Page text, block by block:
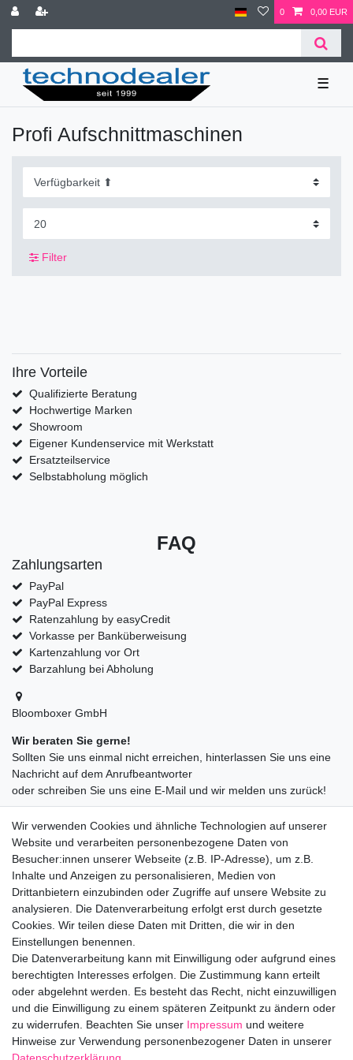
0 0,00 EUR
☰
Profi Aufschnittmaschinen
Filter
Ihre Vorteile
Qualifizierte Beratung
Hochwertige Marken
Showroom
Eigener Kundenservice mit Werkstatt
Ersatzteilservice
Selbstabholung möglich
FAQ
Zahlungsarten
PayPal
PayPal Express
Ratenzahlung by easyCredit
Vorkasse per Banküberweisung
Kartenzahlung vor Ort
Barzahlung bei Abholung
Bloomboxer GmbH
Wir beraten Sie gerne!
Sollten Sie uns einmal nicht erreichen, hinterlassen Sie uns eine
Nachricht auf dem Anrufbeantworter
oder schreiben Sie uns eine E-Mail und wir melden uns zurück!
Montag bis Freitag 08:30-13:00 Uhr.
IHRE E-MAIL ADRESSE
Ceres::Template.mailFormHoneypotLabel
info@bloomboxer.net
Impressum Daten­schutz­erklärung AGB
Wir verwenden Cookies und ähnliche Technologien auf unserer
Website und verarbeiten personenbezogene Daten von
Besucher:innen unserer Webseite (z.B. IP-Adresse), um z.B.
Inhalte und Anzeigen zu personalisieren, Medien von
Drittanbietern einzubinden oder Zugriffe auf unsere Website zu
analysieren. Die Datenverarbeitung erfolgt erst durch gesetzte
Cookies. Wir teilen diese Daten mit Dritten, die wir in den
Einstellungen benennen.
Die Datenverarbeitung kann mit Einwilligung oder aufgrund eines
berechtigten Interesses erfolgen. Die Zustimmung kann erteilt
oder abgelehnt werden. Es besteht das Recht, nicht einzuwilligen
und die Einwilligung zu einem späteren Zeitpunkt zu ändern oder
zu widerrufen. Beachten Sie unser Impressum und weitere
Hinweise zur Verwendung personenbezogener Daten in unserer